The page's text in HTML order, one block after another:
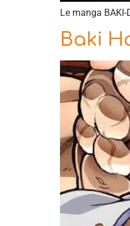
Le manga
Baki